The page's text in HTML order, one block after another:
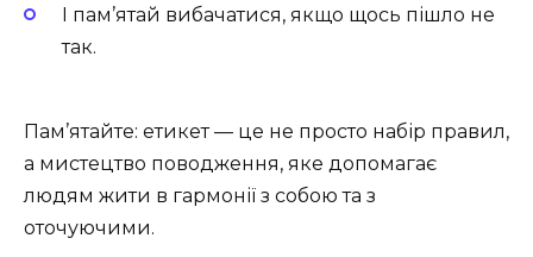
І пам’ятай вибачатися, якщо щось пішло не
так.
Пам’ятайте: етикет — це не просто набір правил,
а мистецтво поводження, яке допомагає
людям жити в гармонії з собою та з
оточуючими.